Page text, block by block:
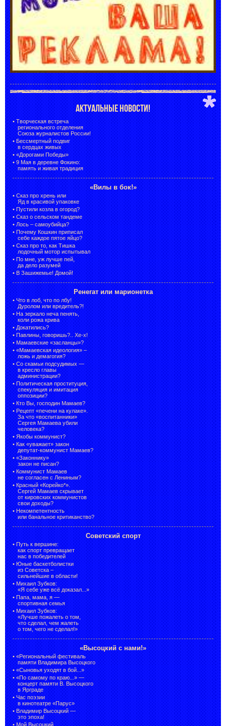
АКТУАЛЬНЫЕ НОВОСТИ!
• Творческая встреча
регионального отделения
Союза журналистов России!
• Бессмертный подвиг
в сердцах живых
• «Дорогами Победы»
• 9 Мая в деревне Фокино:
память и живая традиция
«Вилы в бок!»
• Сказ про хрень или
Яд в красивой упаковке
• Пустили козла в огород?
• Сказ о сельском тандеме
• Лось – самоубийца?
• Почему Кошкин приписал
себе каждое пятое яйцо?
• Сказ про то, как Тишка
лодочный мотор испытывал
• По мне, уж лучше пей,
да дело разумей
• В Зашижемье! Домой!
Ренегат или марионетка
• Что в лоб, что по лбу!
Дуролом или вредитель?!
• На зеркало неча пенять,
коли рожа крива
• Докатились?
• Павлины, говоришь?.. Хе-х!
• Мамаевские «засланцы»?
• «Мамаевская идеология» –
ложь и демагогия?
• Со скамьи подсудимых —
в кресло главы
администрации?
• Политическая проституция,
спекуляция и имитация
оппозиции?
• Кто Вы, господин Мамаев?
• Рецепт «печени на кулаке».
За что «воспитанники»
Сергея Мамаева убили
человека?
• Якобы коммунист?
• Как «уважает» закон
депутат-коммунист Мамаев?
• «Законнику»
закон не писан?
• Коммунист Мамаев
не согласен с Лениным?
• Красный «Корейко*».
Сергей Мамаев скрывает
от кировских коммунистов
свои доходы?
• Некомпетентность
или банальное критиканство?
Советский спорт
• Путь к вершине:
как спорт превращает
нас в победителей
• Юные баскетболистки
из Советска –
сильнейшие в области!
• Михаил Зубков:
«Я себе уже всё доказал...»
• Папа, мама, я —
спортивная семья
• Михаил Зубков:
«Лучше пожалеть о том,
что сделал, чем жалеть
о том, чего не сделал!»
«Высоцкий с нами!»
• «Региональный фестиваль
памяти Владимира Высоцкого
• «Сыновья уходят в бой...»
• «По самому по краю...» —
концерт памяти В. Высоцкого
в Ярграде
• Час поэзии
в кинотеатре «Парус»
• Владимир Высоцкий —
это эпоха!
• Мой Высоцкий